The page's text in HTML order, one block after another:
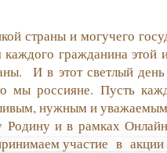
страны и могучего
каждого гражданина этой
И в этот светлый
мы россияне. Пусть
нужным и
Родину и в рамках
участие в